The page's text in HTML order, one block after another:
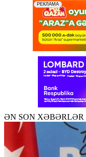
ƏN SON XƏBƏRLƏR